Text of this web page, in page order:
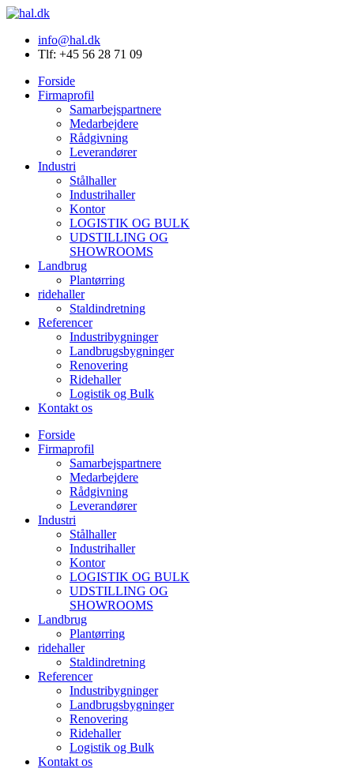
info@hal.dk
Tlf: +45 56 28 71 09
Forside
Firmaprofil
Samarbejspartnere
Medarbejdere
Rådgivning
Leverandører
Industri
Stålhaller
Industrihaller
Kontor
LOGISTIK OG BULK
UDSTILLING OG
SHOWROOMS
Landbrug
Plantørring
ridehaller
Staldindretning
Referencer
Industribygninger
Landbrugsbygninger
Renovering
Ridehaller
Logistik og Bulk
Kontakt os
Forside
Firmaprofil
Samarbejspartnere
Medarbejdere
Rådgivning
Leverandører
Industri
Stålhaller
Industrihaller
Kontor
LOGISTIK OG BULK
UDSTILLING OG
SHOWROOMS
Landbrug
Plantørring
ridehaller
Staldindretning
Referencer
Industribygninger
Landbrugsbygninger
Renovering
Ridehaller
Logistik og Bulk
Kontakt os